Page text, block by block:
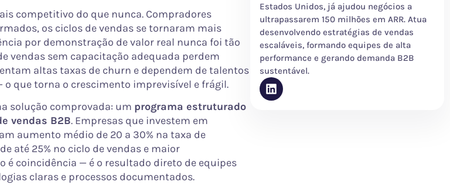
competitivo do que nunca. Compradores
os ciclos de vendas se tornaram mais
por demonstração de valor real nunca foi tão
vendas sem capacitação adequada perdem
altas taxas de churn e dependem de talentos
que torna o crescimento imprevisível e frágil.
solução comprovada: um programa estruturado
vendas B2B. Empresas que investem em
aumento médio de 20 a 30% na taxa de
até 25% no ciclo de vendas e maior
é coincidência — é o resultado direto de equipes
claras e processos documentados.
Estados Unidos, já ajudou negócios a
ultrapassarem 150 milhões em ARR. Atua
desenvolvendo estratégias de vendas
escaláveis, formando equipes de alta
performance e gerando demanda B2B
sustentável.